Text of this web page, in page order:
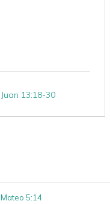
Juan 13:18-30
Mateo 5:14